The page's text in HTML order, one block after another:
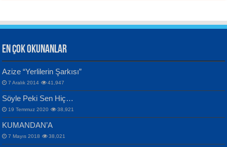
VAHDETTİN YİĞİTCAN
Samimiyet Nedir?...
Bülent Sağlam
Mescid-i Aksâ Üstüne Ay!...
CAHİT SITKI TARANCI
Otuz Beş Yaş Şiiri...
EN ÇOK OKUNANLAR
Azize “Yerlilerin Şarkısı”
7 Aralık 2014 41,947
Söyle Peki Sen Hiç…
19 Temmuz 2020 38,921
KUMANDAN’A
7 Mayıs 2018 38,021